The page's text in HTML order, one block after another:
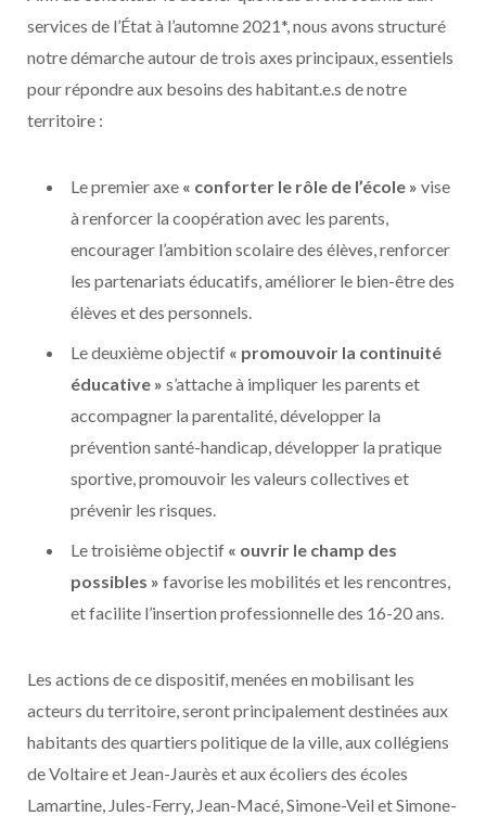
services de l’État à l’automne 2021*, nous avons structuré
notre démarche autour de trois axes principaux, essentiels
pour répondre aux besoins des habitant.e.s de notre
territoire :
Le premier axe « conforter le rôle de l’école » vise
à renforcer la coopération avec les parents,
encourager l’ambition scolaire des élèves, renforcer
les partenariats éducatifs, améliorer le bien-être des
élèves et des personnels.
Le deuxième objectif « promouvoir la continuité
éducative » s’attache à impliquer les parents et
accompagner la parentalité, développer la
prévention santé-handicap, développer la pratique
sportive, promouvoir les valeurs collectives et
prévenir les risques.
Le troisième objectif « ouvrir le champ des
possibles » favorise les mobilités et les rencontres,
et facilite l’insertion professionnelle des 16-20 ans.
Les actions de ce dispositif, menées en mobilisant les
acteurs du territoire, seront principalement destinées aux
habitants des quartiers politique de la ville, aux collégiens
de Voltaire et Jean-Jaurès et aux écoliers des écoles
Lamartine, Jules-Ferry, Jean-Macé, Simone-Veil et Simone-